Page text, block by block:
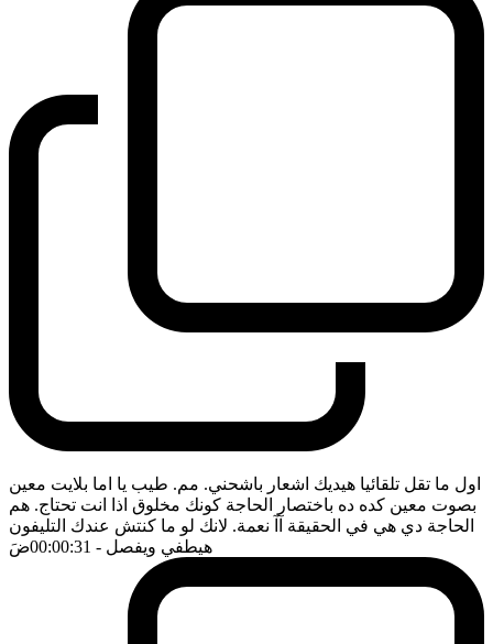
اول ما تقل تلقائيا هيديك اشعار باشحني. مم. طيب يا اما بلايت معين
بصوت معين كده ده باختصار الحاجة كونك مخلوق اذا انت تحتاج. هم
الحاجة دي هي في الحقيقة آآ نعمة. لانك لو ما كنتش عندك التليفون
هيطفي ويفصل - 00:00:31 ضَ